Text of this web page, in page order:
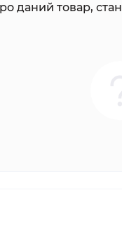
даний товар,